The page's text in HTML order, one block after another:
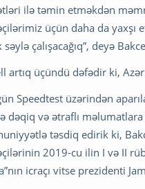
ilə təmin etməkdən
üçün daha da
səylə çalışacağıq”, deyə
artıq üçündü dəfədir ki,
Speedtest üzərindən
dəqiq və ətraflı
təsdiq edirik ki,
2019-cu ilin I və II
icraçı vitse prezidenti